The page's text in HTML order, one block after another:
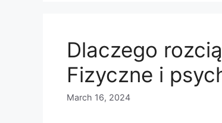
Dlaczego
Fizyczne i
March 16, 2024